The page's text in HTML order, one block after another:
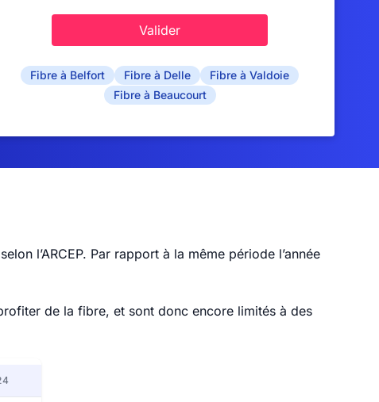
Valider
Fibre à Belfort Fibre à Delle
Fibre à Valdoie
Fibre à Beaucourt
selon l’ARCEP. Par rapport à la même période l’année
de la fibre, et sont donc encore limités à des